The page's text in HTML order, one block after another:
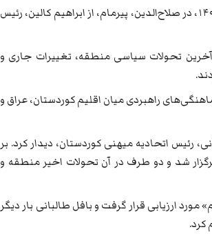
مسعود بارزانی روز چهارشنبه ۱ ژوئیه ۲۰۲۶، برابر با ۱۰ تیر ۱۴۰۵، در صلاح‌الدین، پیرمام، از ابراهیم کالین، رئیس
آخرین تحولات سیاسی منطقه، تغییرات جاری و
راهبردی میان اقلیم کوردستان، عراق و
رئیس اتحادیه میهنی کوردستان، دیدار کرد. بر
شد و دو طرف در آن تحولات اخیر منطقه و
ارزیابی قرار گرفت و بافل طالبانی بار دیگر
کرد.